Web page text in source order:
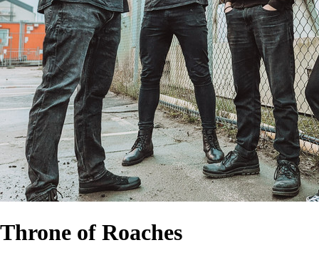
Throne of Roaches